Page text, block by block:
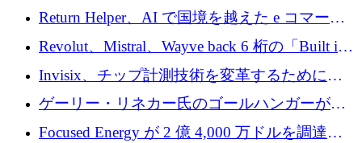
そしてベルリンのチップスタートアップがそ
れを埋める
Return Helper、AI で国境を越えた e コマース
の返品を利益に変えるシリーズ A で 400 万ド
ルを調達
Revolut、Mistral、Wayve back 6 桁の「Built in
Europe」キャンペーン
Invisix、チップ計測技術を変革するために
2,000 万ユーロのシードラウンドを完了
ゲーリー・リネカー氏のゴールハンガーがVC
事業を開始
Focused Energy が 2 億 4,000 万ドルを調達、